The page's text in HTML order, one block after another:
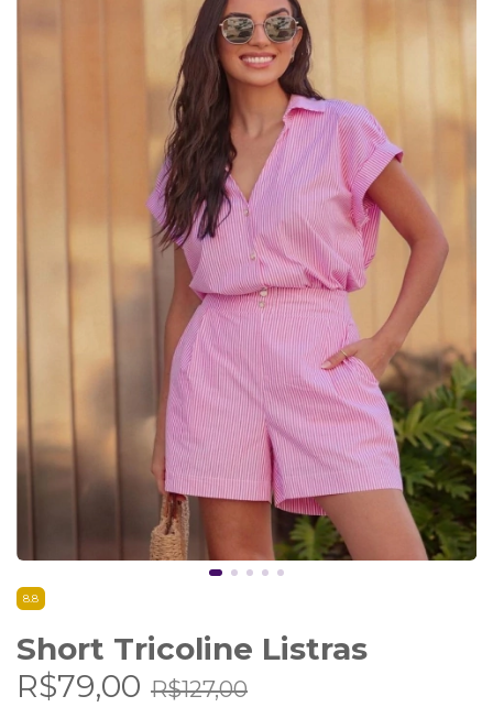
8.8
Short Tricoline Listras
R$79,00 R$127,00